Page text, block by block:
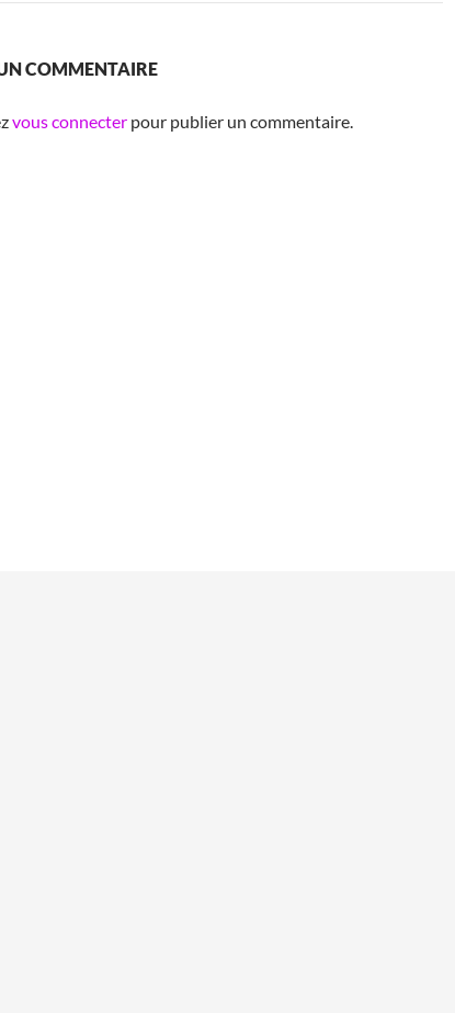
COMMENTAIRE
vous connecter pour publier un commentaire.